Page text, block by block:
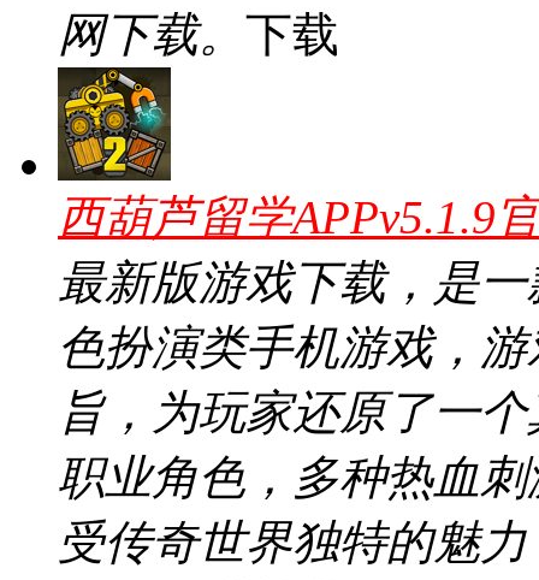
网下载。 下载
西葫芦留学APPv5.1.9
最新版游戏下载，是
色扮演类手机游戏，
旨，为玩家还原了一
职业角色，多种热血
受传奇世界独特的魅